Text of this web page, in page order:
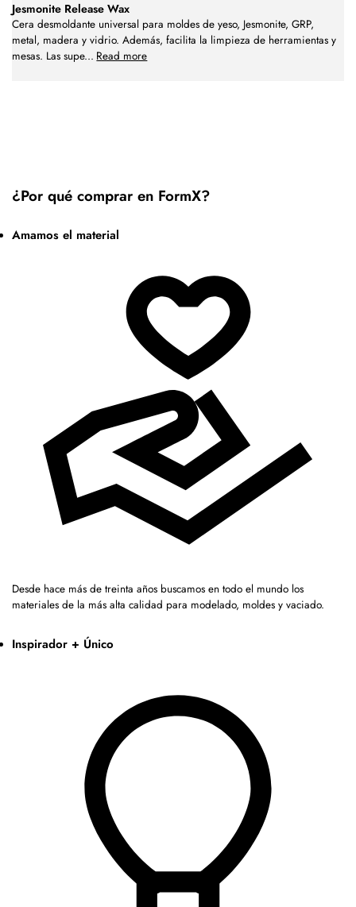
Jesmonite Release Wax
Cera desmoldante universal para moldes de yeso, Jesmonite, GRP,
metal, madera y vidrio. Además, facilita la limpieza de herramientas y
mesas. Las supe... Read more
¿Por qué comprar en FormX?
Amamos el material
Desde hace más de treinta años buscamos en todo el mundo los
materiales de la más alta calidad para modelado, moldes y vaciado.
Inspirador + Único